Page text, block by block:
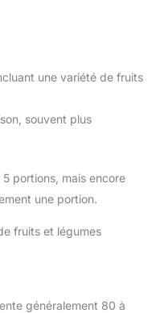
une variété de fruits
souvent plus
portions, mais encore
une portion.
fruits et légumes
généralement 80 à